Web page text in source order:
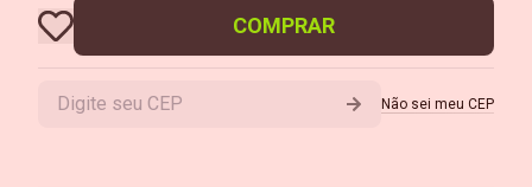
COMPRAR
Não sei meu CEP